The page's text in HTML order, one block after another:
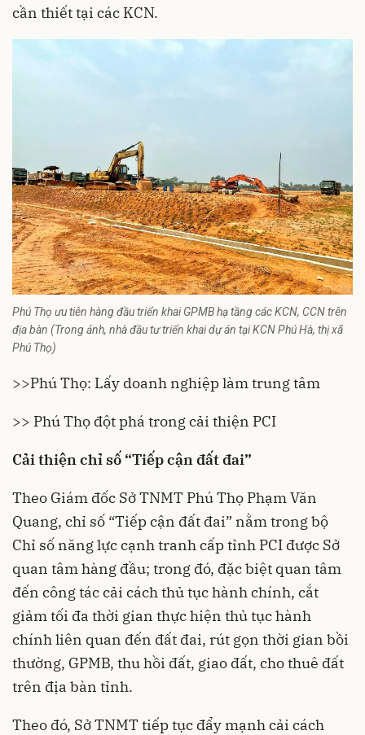
cần thiết tại các KCN.
Phú Thọ ưu tiên hàng đầu triển khai GPMB hạ tầng các KCN, CCN trên
địa bàn (Trong ảnh, nhà đầu tư triển khai dự án tại KCN Phú Hà, thị xã
Phú Thọ)
>>Phú Thọ: Lấy doanh nghiệp làm trung tâm
>> Phú Thọ đột phá trong cải thiện PCI
Cải thiện chỉ số “Tiếp cận đất đai”
Theo Giám đốc Sở TNMT Phú Thọ Phạm Văn
Quang, chỉ số “Tiếp cận đất đai” nằm trong bộ
Chỉ số năng lực cạnh tranh cấp tỉnh PCI được Sở
quan tâm hàng đầu; trong đó, đặc biệt quan tâm
đến công tác cải cách thủ tục hành chính, cắt
giảm tối đa thời gian thực hiện thủ tục hành
chính liên quan đến đất đai, rút gọn thời gian bồi
thường, GPMB, thu hồi đất, giao đất, cho thuê đất
trên địa bàn tỉnh.
Theo đó, Sở TNMT tiếp tục đẩy mạnh cải cách